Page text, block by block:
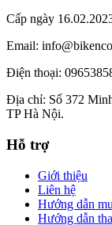
Cấp ngày
Email:
Điện thoại:
Địa chỉ: Số 372
TP Hà Nội.
Hỗ trợ
Giới thiệu
Liên hệ
Hướng dẫn
Hướng dẫn